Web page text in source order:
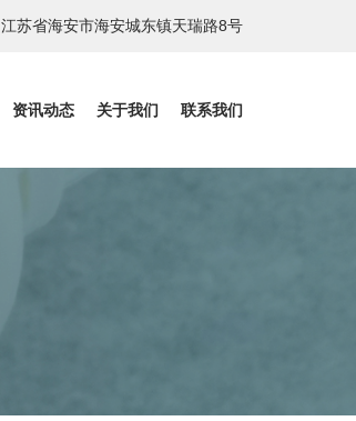
江苏省海安市海安城东镇天瑞路8号
资讯动态 关于我们 联系我们